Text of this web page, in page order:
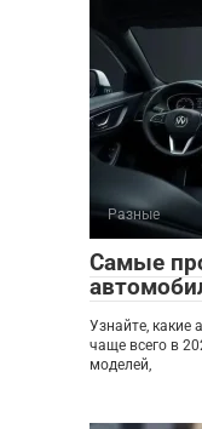
Разные
Самые
Узнайте, какие
чаще всего в
моделей,